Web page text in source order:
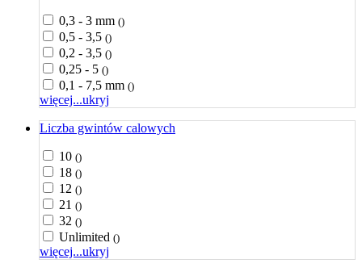
0,3 - 3 mm ()
0,5 - 3,5 ()
0,2 - 3,5 ()
0,25 - 5 ()
0,1 - 7,5 mm ()
więcej...ukryj
Liczba gwintów calowych
10 ()
18 ()
12 ()
21 ()
32 ()
Unlimited ()
więcej...ukryj